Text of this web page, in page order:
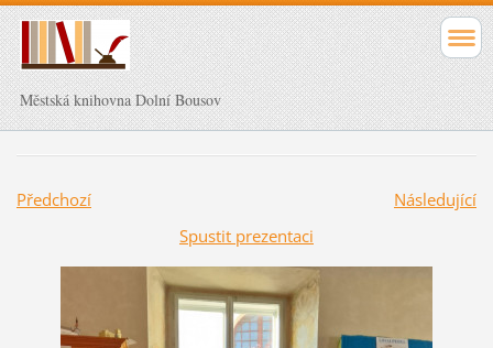
Městská knihovna Dolní Bousov
Předchozí
Následující
Spustit prezentaci